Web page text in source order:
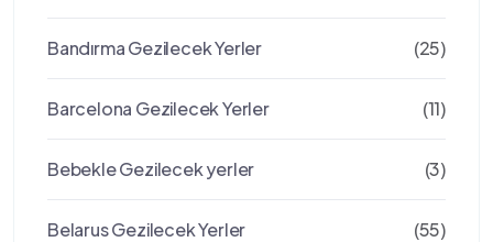
Bandırma Gezilecek Yerler (25)
Barcelona Gezilecek Yerler (11)
Bebekle Gezilecek yerler (3)
Belarus Gezilecek Yerler (55)